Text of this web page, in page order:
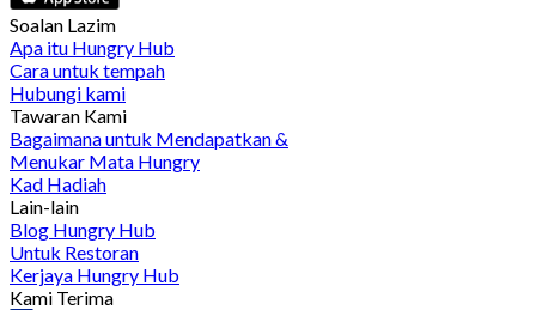
Soalan Lazim
Apa itu Hungry Hub
Cara untuk tempah
Hubungi kami
Tawaran Kami
Bagaimana untuk Mendapatkan &
Menukar Mata Hungry
Kad Hadiah
Lain-lain
Blog Hungry Hub
Untuk Restoran
Kerjaya Hungry Hub
Kami Terima